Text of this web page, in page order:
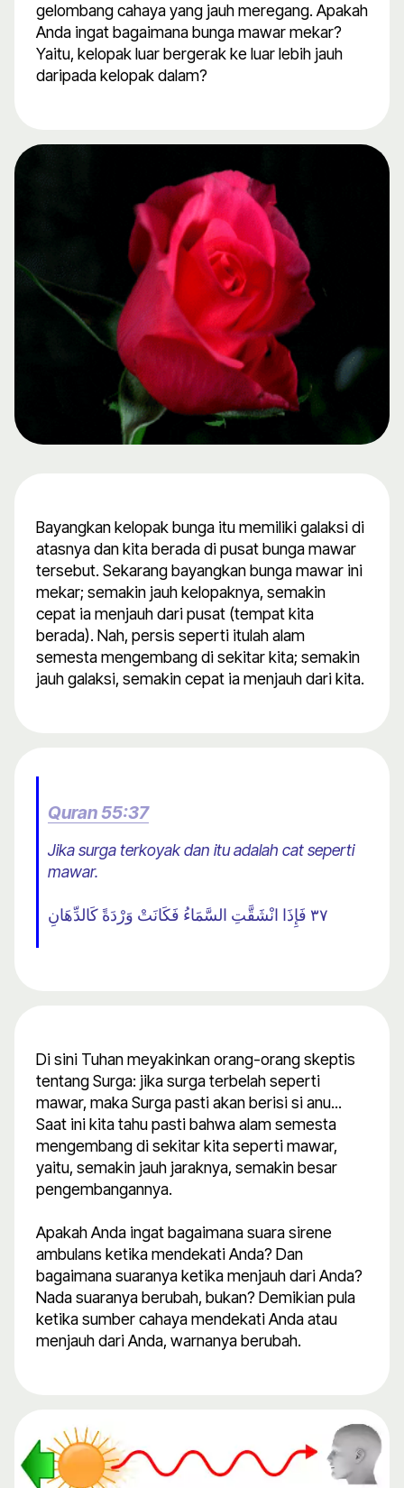
gelombang cahaya yang jauh meregang. Apakah
Anda ingat bagaimana bunga mawar mekar?
Yaitu, kelopak luar bergerak ke luar lebih jauh
daripada kelopak dalam?
Bayangkan kelopak bunga itu memiliki galaksi di
atasnya dan kita berada di pusat bunga mawar
tersebut. Sekarang bayangkan bunga mawar ini
mekar; semakin jauh kelopaknya, semakin
cepat ia menjauh dari pusat (tempat kita
berada). Nah, persis seperti itulah alam
semesta mengembang di sekitar kita; semakin
jauh galaksi, semakin cepat ia menjauh dari kita.
Quran 55:37
Jika surga terkoyak dan itu adalah cat seperti
mawar.
٣٧ فَإِذَا انْشَقَّتِ السَّمَاءُ فَكَانَتْ وَرْدَةً كَالدِّهَانِ
Di sini Tuhan meyakinkan orang-orang skeptis
tentang Surga: jika surga terbelah seperti
mawar, maka Surga pasti akan berisi si anu...
Saat ini kita tahu pasti bahwa alam semesta
mengembang di sekitar kita seperti mawar,
yaitu, semakin jauh jaraknya, semakin besar
pengembangannya.
Apakah Anda ingat bagaimana suara sirene
ambulans ketika mendekati Anda? Dan
bagaimana suaranya ketika menjauh dari Anda?
Nada suaranya berubah, bukan? Demikian pula
ketika sumber cahaya mendekati Anda atau
menjauh dari Anda, warnanya berubah.